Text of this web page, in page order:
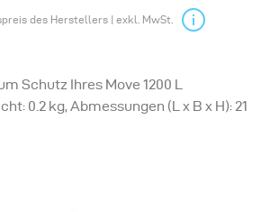
des Herstellers | exkl. MwSt.
Schutz Ihres Move 1200 L
0.2 kg, Abmessungen (L x B x H): 21